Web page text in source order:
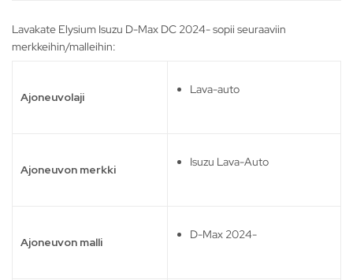
Lavakate Elysium Isuzu D-Max DC 2024- sopii seuraaviin
merkkeihin/malleihin:
Ajoneuvolaji
Lava-auto
Ajoneuvon merkki
Isuzu Lava-Auto
Ajoneuvon malli
D-Max 2024-